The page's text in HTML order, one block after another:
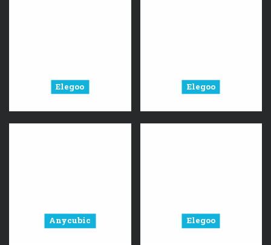
Elegoo Elegoo
Anycubic Elegoo